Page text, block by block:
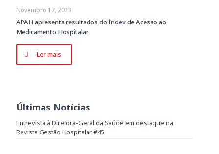
Novembro 17, 2023
APAH apresenta resultados do Índex de Acesso ao
Medicamento Hospitalar
Ler mais
Últimas Notícias
Entrevista à Diretora-Geral da Saúde em destaque na
Revista Gestão Hospitalar #45